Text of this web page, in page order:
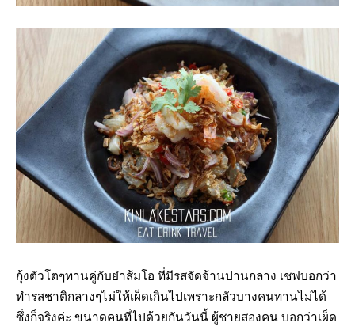
กุ้งตัวโตๆทานคู่กับยำส้มโอ ที่มีรสจัดจ้านปานกลาง เชฟบอกว่า
ทำรสชาติกลางๆไม่ให้เผ็ดเกินไปเพราะกลัวบางคนทานไม่ได้
ซึ่งก็จริงค่ะ ขนาดคนที่ไปด้วยกันวันนี้ ผู้ชายสองคน บอกว่าเผ็ด